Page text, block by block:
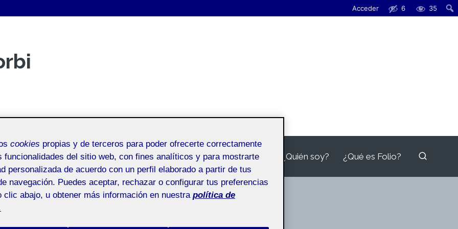
Acceder 6 35
¿Quién soy? ¿Qué es Folio?
Entrega de la actividad R3
cookies propias y de terceros para poder ofrecerte correctamente
funcionalidades del sitio web, con fines analíticos y para mostrarte
personalizada de acuerdo con un perfil elaborado a partir de tus
navegación. Puedes aceptar, rechazar o configurar tus preferencias
clic abajo, u obtener más información en nuestra política de